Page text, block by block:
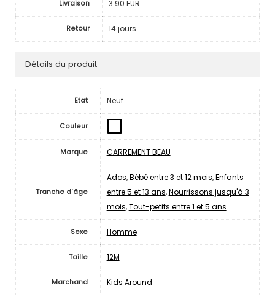
Livraison 3.90 EUR
Retour 14 jours
Détails du produit
Etat Neuf
Couleur
Marque CARREMENT BEAU
Tranche d'âge
Ados,Bébé entre 3 et 12 mois,Enfants
entre 5 et 13 ans,Nourrissons jusqu'à 3
mois,Tout-petits entre 1 et 5 ans
Sexe Homme
Taille 12M
Marchand Kids Around